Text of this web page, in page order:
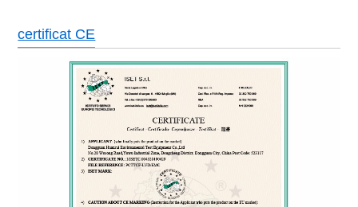
certificat CE